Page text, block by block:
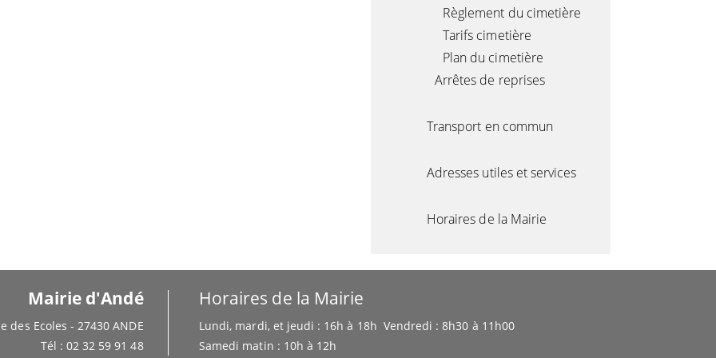
Règlement du cimetière
Tarifs cimetière
Plan du cimetière
Arrêtes de reprises
Transport en commun
Adresses utiles et services
Horaires de la Mairie
Mairie d'Andé
des Ecoles - 27430 ANDE
Tél : 02 32 59 91 48
Horaires de la Mairie
Lundi, mardi, et jeudi : 16h à 18h Vendredi : 8h30 à 11h00
Samedi matin : 10h à 12h